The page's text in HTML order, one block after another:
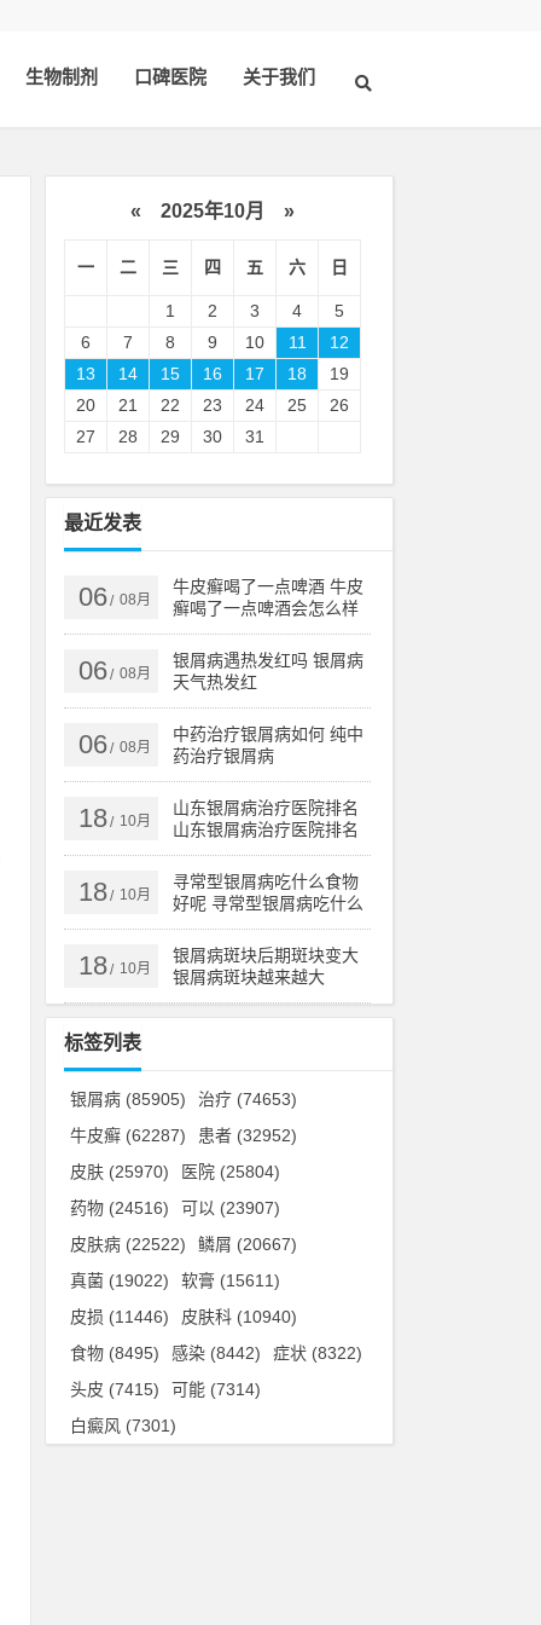
生物制剂 口碑医院 关于我们
« 2025年10月 »
一 二 三 四 五 六 日
1 2 3 4
5
6
7 8 9 10 11
12
13
14 15 16 17 18
19
20
21 22 23 24 25
26
27
28 29 30 31
最近发表
06/ 08月
牛皮癣喝了一点啤酒 牛皮
癣喝了一点啤酒会怎么样
06/ 08月
银屑病遇热发红吗 银屑病
天气热发红
06/ 08月
中药治疗银屑病如何 纯中
药治疗银屑病
18/ 10月
山东银屑病治疗医院排名
山东银屑病治疗医院排名
榜
18/ 10月
寻常型银屑病吃什么食物
好呢 寻常型银屑病吃什么
药效果好
18/ 10月
银屑病斑块后期斑块变大
银屑病斑块越来越大
标签列表
银屑病 (85905) 治疗 (74653)
牛皮癣 (62287) 患者 (32952)
皮肤 (25970) 医院 (25804)
药物 (24516) 可以 (23907)
皮肤病 (22522) 鳞屑 (20667)
真菌 (19022) 软膏 (15611)
皮损 (11446) 皮肤科 (10940)
食物 (8495) 感染 (8442) 症状 (8322)
头皮 (7415) 可能 (7314)
白癜风 (7301)